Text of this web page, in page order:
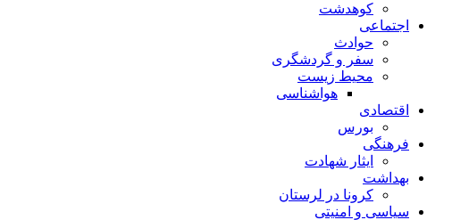
کوهدشت
اجتماعی
حوادث
سفر و گردشگری
محیط زیست
هواشناسی
اقتصادی
بورس
فرهنگی
ایثار شهادت
بهداشت
کرونا در لرستان
سیاسی و امنیتی